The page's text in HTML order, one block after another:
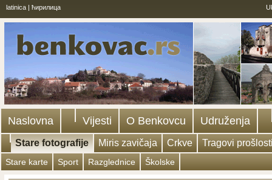
latinica | ћирилица
Naslovna Vijesti O Benkovcu Udruženja
Stare fotografije Miris zavičaja Crkve Tragovi
Stare karte Sport Razglednice Školske